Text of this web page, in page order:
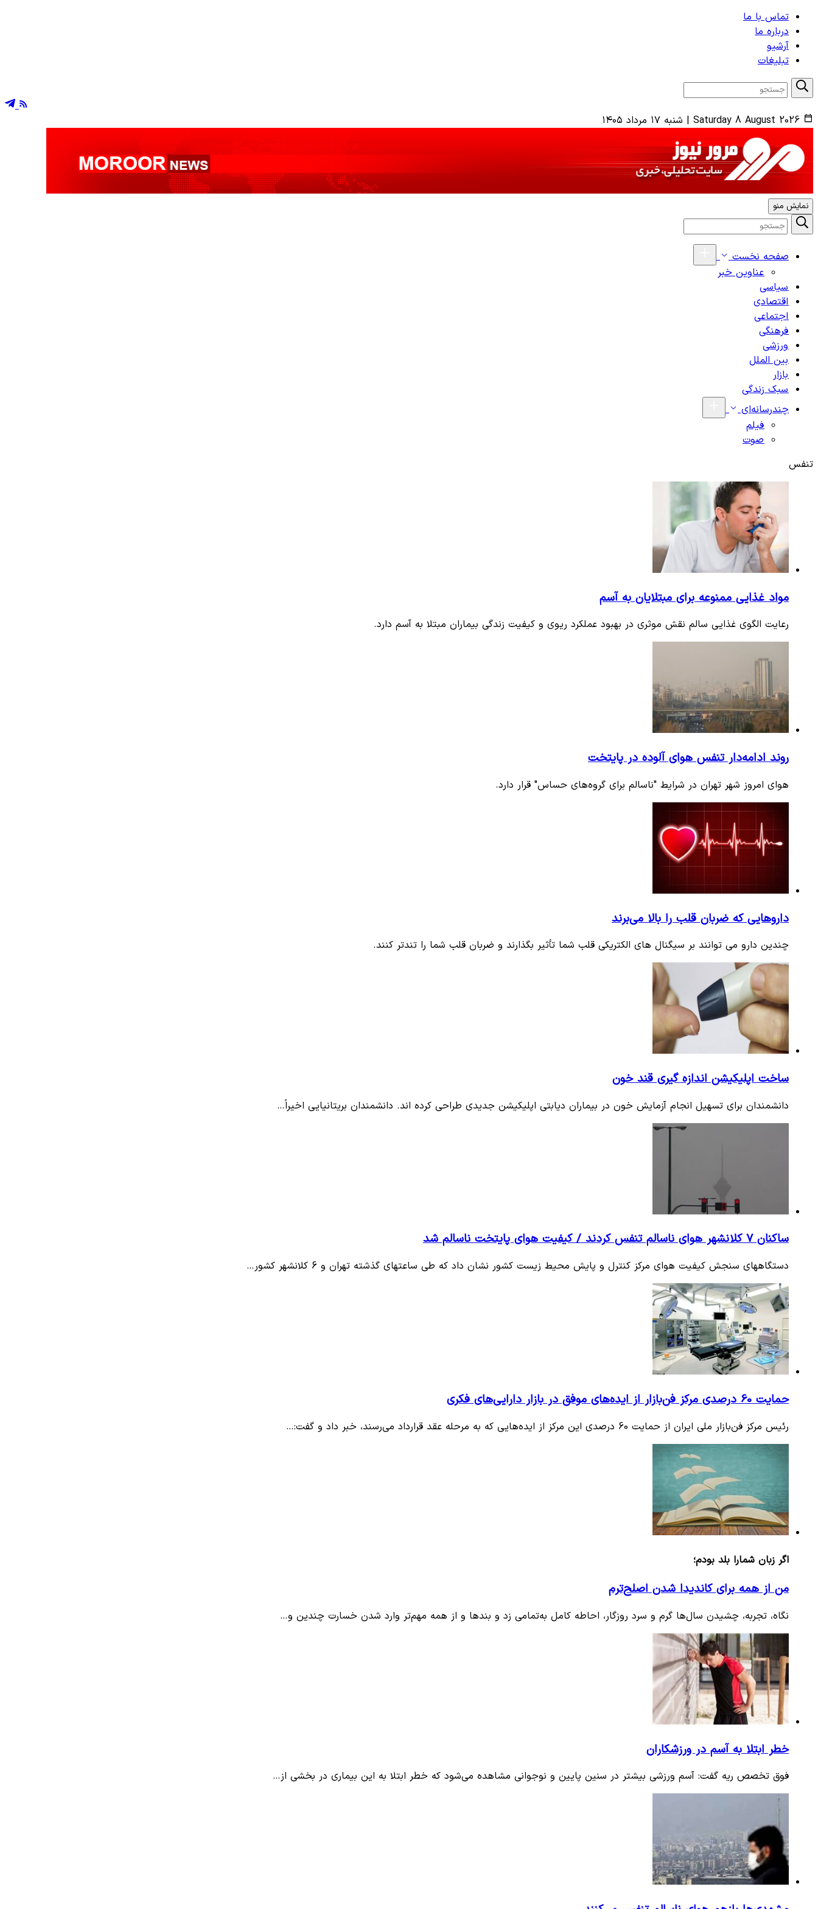
تماس با ما
درباره ما
آرشیو
تبلیغات
Saturday 8 August 2026
| شنبه ۱۷ مرداد ۱۴۰۵
نمایش منو
صفحه نخست
عناوین خبر
سیاسی
اقتصادی
اجتماعی
فرهنگی
ورزشی
بین الملل
بازار
سبک زندگی
چندرسانه‌ای
فیلم
صوت
تنفس
مواد غذایی ممنوعه برای مبتلایان به آسم
رعایت الگوی غذایی سالم نقش موثری در بهبود عملکرد ریوی و کیفیت زندگی بیماران مبتلا به آسم دارد.
روند ادامه‌دار تنفس هوای آلوده در پایتخت
هوای امروز شهر تهران در شرایط "ناسالم برای گروه‌های حساس" قرار دارد.
داروهایی که ضربان قلب را بالا می‌برند
چندین دارو می توانند بر سیگنال های الکتریکی قلب شما تأثیر بگذارند و ضربان قلب شما را تندتر کنند.
ساخت اپلیکیشن اندازه گیری قند خون
دانشمندان برای تسهیل انجام آزمایش خون در بیماران دیابتی اپلیکیشن جدیدی طراحی کرده اند. دانشمندان بریتانیایی اخیراً…
ساکنان 7 کلانشهر هوای ناسالم تنفس کردند / کیفیت هوای پایتخت ناسالم شد
دستگاههای سنجش کیفیت هوای مرکز کنترل و پایش محیط زیست کشور نشان داد که طی ساعتهای گذشته تهران و 6 کلانشهر کشور…
حمایت 60 درصدی مرکز فن‌بازار از ایده‌های موفق در بازار دارایی‌های فکری
رئیس مرکز فن‌بازار ملی ایران از حمایت 60 درصدی این مرکز از ایده‌هایی که به مرحله عقد قرارداد می‌رسند، خبر داد و گفت:…
اگر زبان شمارا بلد بودم؛
من از همه برای کاندیدا شدن اصلح‌ترم
نگاه، تجربه، چشیدن سال‌ها گرم و سرد روزگار، احاطه کامل به‌تمامی زد و بندها و از همه مهم‌تر وارد شدن خسارت چندین و…
خطر ابتلا به آسم در ورزشکاران
فوق تخصص ریه گفت: آسم ورزشی بیشتر در سنین پایین و نوجوانی مشاهده می‌شود که خطر ابتلا به این بیماری در بخشی از…